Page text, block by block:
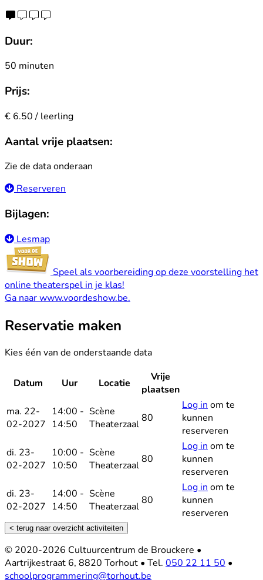
Duur:
50 minuten
Prijs:
€ 6.50 / leerling
Aantal vrije plaatsen:
Zie de data onderaan
Reserveren
Bijlagen:
Lesmap
Speel als voorbereiding op deze voorstelling het
online theaterspel in je klas!
Ga naarwww.voordeshow.be.
Reservatie maken
Kies één van de onderstaande data
Datum Uur Locatie
Vrije
plaatsen
ma. 22-
02-2027
14:00 -
14:50
Scène
Theaterzaal80
Log inom te
kunnen
reserveren
di. 23-
02-2027
10:00 -
10:50
Scène
Theaterzaal80
Log inom te
kunnen
reserveren
di. 23-
02-2027
14:00 -
14:50
Scène
Theaterzaal80
Log inom te
kunnen
reserveren
< terug naar overzicht activiteiten
Footer
© 2020-2026 Cultuurcentrum de Brouckere •
Aartrijkestraat 6, 8820 Torhout • Tel. 050 22 11 50 •
schoolprogrammering@torhout.be